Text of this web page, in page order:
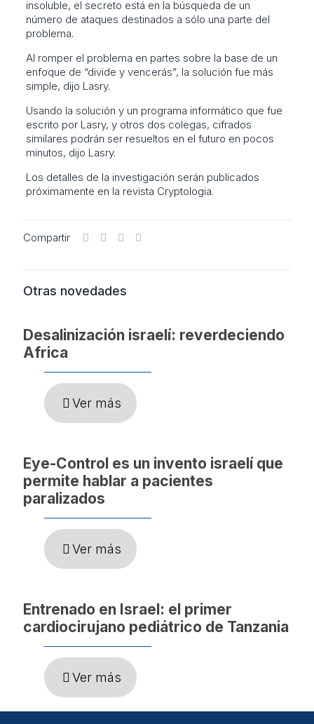
insoluble, el secreto está en la búsqueda de un
número de ataques destinados a sólo una parte del
problema.
Al romper el problema en partes sobre la base de un
enfoque de “divide y vencerás”, la solución fue más
simple, dijo Lasry.
Usando la solución y un programa informático que fue
escrito por Lasry, y otros dos colegas, cifrados
similares podrán ser resueltos en el futuro en pocos
minutos, dijo Lasry.
Los detalles de la investigación serán publicados
próximamente en la revista Cryptologia.
Compartir
Otras novedades
Desalinización israelí: reverdeciendo
Africa
Ver más
Eye-Control es un invento israelí que
permite hablar a pacientes
paralizados
Ver más
Entrenado en Israel: el primer
cardiocirujano pediátrico de Tanzania
Ver más